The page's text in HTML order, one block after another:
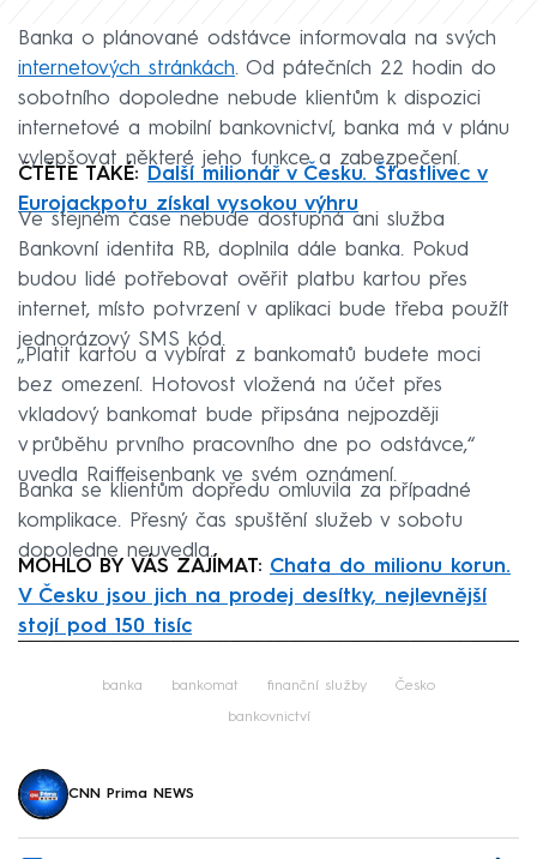
Banka o plánované odstávce informovala na svých
internetových stránkách. Od pátečních 22 hodin do
sobotního dopoledne nebude klientům k dispozici
internetové a mobilní bankovnictví, banka má v plánu
vylepšovat některé jeho funkce a zabezpečení.
ČTĚTE TAKÉ:
Další milionář v Česku. Šťastlivec v
Eurojackpotu získal vysokou výhru
Ve stejném čase nebude dostupná ani služba
Bankovní identita RB, doplnila dále banka. Pokud
budou lidé potřebovat ověřit platbu kartou přes
internet, místo potvrzení v aplikaci bude třeba použít
jednorázový SMS kód.
„Platit kartou a vybírat z bankomatů budete moci
bez omezení. Hotovost vložená na účet přes
vkladový bankomat bude připsána nejpozději
v průběhu prvního pracovního dne po odstávce,“
uvedla Raiffeisenbank ve svém oznámení.
Banka se klientům dopředu omluvila za případné
komplikace. Přesný čas spuštění služeb v sobotu
dopoledne neuvedla.
MOHLO BY VÁS ZAJÍMAT: Chata do milionu korun.
V Česku jsou jich na prodej desítky, nejlevnější
stojí pod 150 tisíc
banka bankomat finanční služby Česko
bankovnictví
CNN Prima NEWS